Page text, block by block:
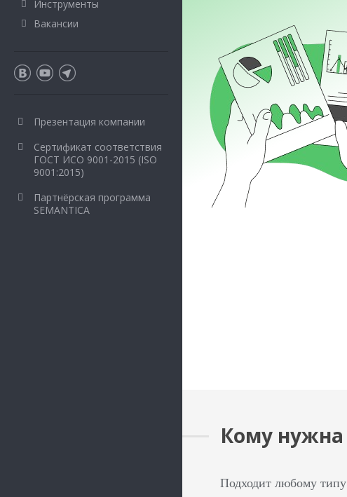
Кому нужна
Подходит любому типу
Инструменты
Вакансии
Презентация компании
Сертификат соответствия
ГОСТ ИСО 9001-2015 (ISO
9001:2015)
Партнёрская программа
SEMANTICA